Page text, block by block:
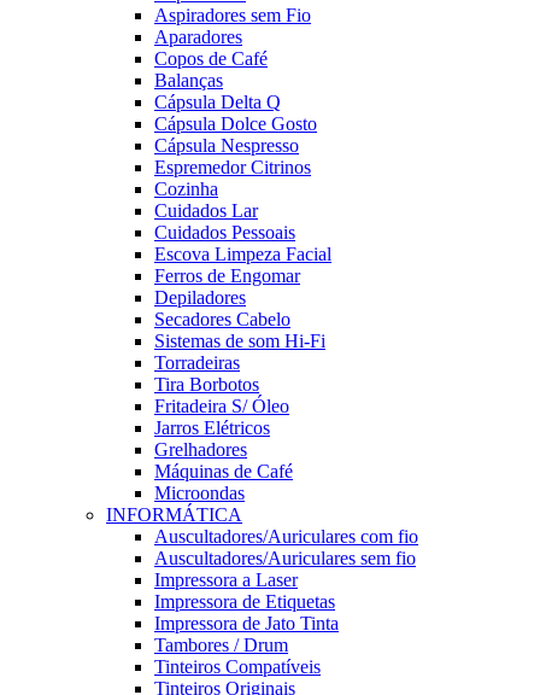
Aspiradores sem Fio
Aparadores
Copos de Café
Balanças
Cápsula Delta Q
Cápsula Dolce Gosto
Cápsula Nespresso
Espremedor Citrinos
Cozinha
Cuidados Lar
Cuidados Pessoais
Escova Limpeza Facial
Ferros de Engomar
Depiladores
Secadores Cabelo
Sistemas de som Hi-Fi
Torradeiras
Tira Borbotos
Fritadeira S/ Óleo
Jarros Elétricos
Grelhadores
Máquinas de Café
Microondas
INFORMÁTICA
Auscultadores/Auriculares com fio
Auscultadores/Auriculares sem fio
Impressora a Laser
Impressora de Etiquetas
Impressora de Jato Tinta
Tambores / Drum
Tinteiros Compatíveis
Tinteiros Originais